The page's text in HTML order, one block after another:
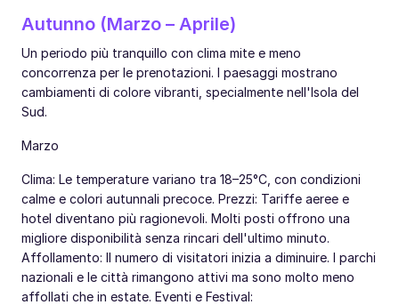
Autunno (Marzo – Aprile)
Un periodo più tranquillo con clima mite e meno
concorrenza per le prenotazioni. I paesaggi mostrano
cambiamenti di colore vibranti, specialmente nell'Isola del
Sud.
Marzo
Clima: Le temperature variano tra 18–25°C, con condizioni
calme e colori autunnali precoce. Prezzi: Tariffe aeree e
hotel diventano più ragionevoli. Molti posti offrono una
migliore disponibilità senza rincari dell'ultimo minuto.
Affollamento: Il numero di visitatori inizia a diminuire. I parchi
nazionali e le città rimangono attivi ma sono molto meno
affollati che in estate. Eventi e Festival: